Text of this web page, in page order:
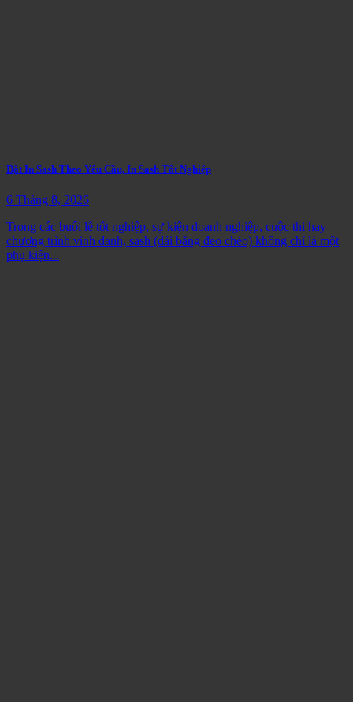
Đặt In Sash Theo Yêu Cầu, In Sash Tốt Nghiệp
6 Tháng 8, 2026
Trong các buổi lễ tốt nghiệp, sự kiện doanh nghiệp, cuộc thi hay
chương trình vinh danh, sash (dải băng đeo chéo) không chỉ là một
phụ kiện...